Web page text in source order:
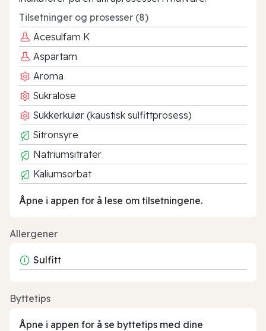
Tilsetninger og prosesser (8)
Acesulfam K
Aspartam
Aroma
Sukralose
Sukkerkulør (kaustisk sulfittprosess)
Sitronsyre
Natriumsitrater
Kaliumsorbat
Åpne i appen for å lese om tilsetningene.
Allergener
Sulfitt
Byttetips
Åpne i appen for å se byttetips med dine